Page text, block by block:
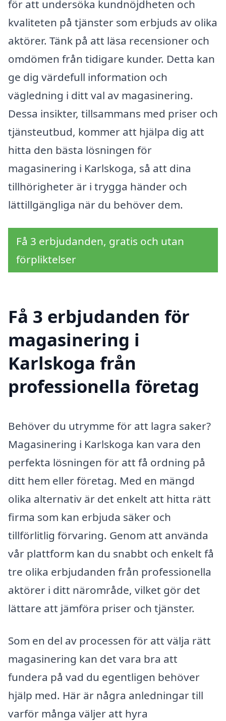
för att undersöka kundnöjdheten och
kvaliteten på tjänster som erbjuds av olika
aktörer. Tänk på att läsa recensioner och
omdömen från tidigare kunder. Detta kan
ge dig värdefull information och
vägledning i ditt val av magasinering.
Dessa insikter, tillsammans med priser och
tjänsteutbud, kommer att hjälpa dig att
hitta den bästa lösningen för
magasinering i Karlskoga, så att dina
tillhörigheter är i trygga händer och
lättillgängliga när du behöver dem.
Få 3 erbjudanden, gratis och utan
förpliktelser
Få 3 erbjudanden för
magasinering i
Karlskoga från
professionella företag
Behöver du utrymme för att lagra saker?
Magasinering i Karlskoga kan vara den
perfekta lösningen för att få ordning på
ditt hem eller företag. Med en mängd
olika alternativ är det enkelt att hitta rätt
firma som kan erbjuda säker och
tillförlitlig förvaring. Genom att använda
vår plattform kan du snabbt och enkelt få
tre olika erbjudanden från professionella
aktörer i ditt närområde, vilket gör det
lättare att jämföra priser och tjänster.
Som en del av processen för att välja rätt
magasinering kan det vara bra att
fundera på vad du egentligen behöver
hjälp med. Här är några anledningar till
varför många väljer att hyra